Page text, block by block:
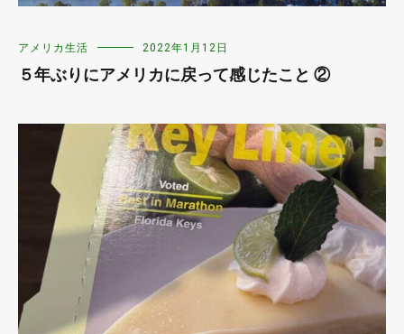
アメリカ生活 2022年1月12日
５年ぶりにアメリカに戻って感じたこと ②